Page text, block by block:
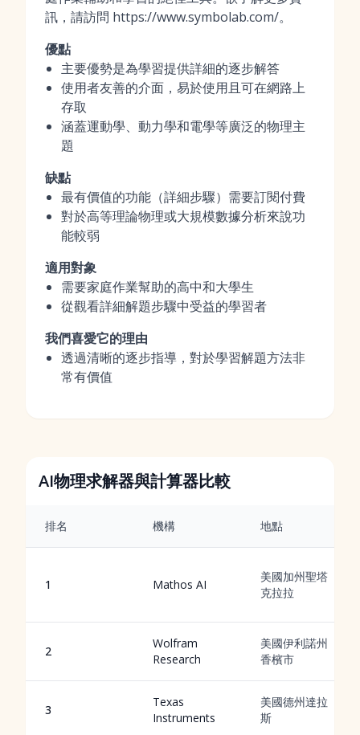
訊，請訪問 https://www.symbolab.com/。
優點
主要優勢是為學習提供詳細的逐步解答
使用者友善的介面，易於使用且可在網路上
存取
涵蓋運動學、動力學和電學等廣泛的物理主
題
缺點
最有價值的功能（詳細步驟）需要訂閱付費
對於高等理論物理或大規模數據分析來說功
能較弱
適用對象
需要家庭作業幫助的高中和大學生
從觀看詳細解題步驟中受益的學習者
我們喜愛它的理由
透過清晰的逐步指導，對於學習解題方法非
常有價值
AI物理求解器與計算器比較
排名 機構 地點
1 Mathos AI
美國加州聖塔
克拉拉
2
Wolfram
Research
美國伊利諾州
香檳市
3
Texas
Instruments
美國德州達拉
斯